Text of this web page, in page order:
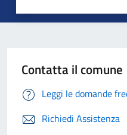
Contatta il comune
Leggi le domande
Richiedi Assistenza